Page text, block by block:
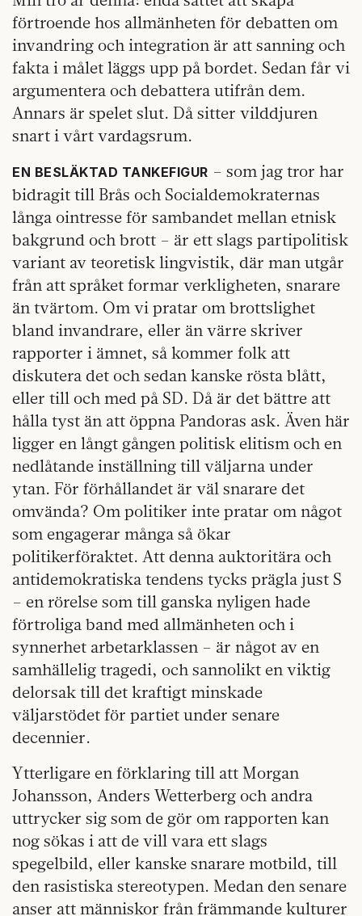
förtroende hos allmänheten för debatten om
invandring och integration är att sanning och
fakta i målet läggs upp på bordet. Sedan får vi
argumentera och debattera utifrån dem.
Annars är spelet slut. Då sitter vilddjuren
snart i vårt vardagsrum.
EN BESLÄKTAD TANKEFIGUR – som jag tror har
bidragit till Brås och Socialdemokraternas
långa ointresse för sambandet mellan etnisk
bakgrund och brott – är ett slags partipolitisk
variant av teoretisk lingvistik, där man utgår
från att språket formar verkligheten, snarare
än tvärtom. Om vi pratar om brottslighet
bland invandrare, eller än värre skriver
rapporter i ämnet, så kommer folk att
diskutera det och sedan kanske rösta blått,
eller till och med på SD. Då är det bättre att
hålla tyst än att öppna Pandoras ask. Även här
ligger en långt gången politisk elitism och en
nedlåtande inställning till väljarna under
ytan. För förhållandet är väl snarare det
omvända? Om politiker inte pratar om något
som engagerar många så ökar
politikerföraktet. Att denna auktoritära och
antidemokratiska tendens tycks prägla just S
– en rörelse som till ganska nyligen hade
förtroliga band med allmänheten och i
synnerhet arbetarklassen – är något av en
samhällelig tragedi, och sannolikt en viktig
delorsak till det kraftigt minskade
väljarstödet för partiet under senare
decennier.
Ytterligare en förklaring till att Morgan
Johansson, Anders Wetterberg och andra
uttrycker sig som de gör om rapporten kan
nog sökas i att de vill vara ett slags
spegelbild, eller kanske snarare motbild, till
den rasistiska stereotypen. Medan den senare
anser att människor från främmande kulturer